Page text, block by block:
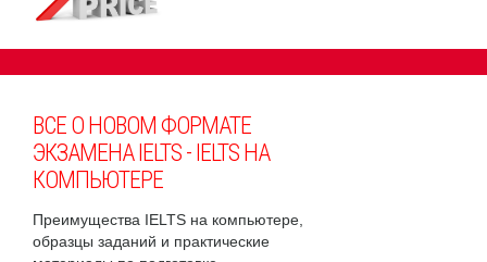
ВСЕ О НОВОМ ФОРМАТЕ
ЭКЗАМЕНА IELTS - IELTS НА
КОМПЬЮТЕРЕ
Преимущества IELTS на компьютере,
образцы заданий и практические